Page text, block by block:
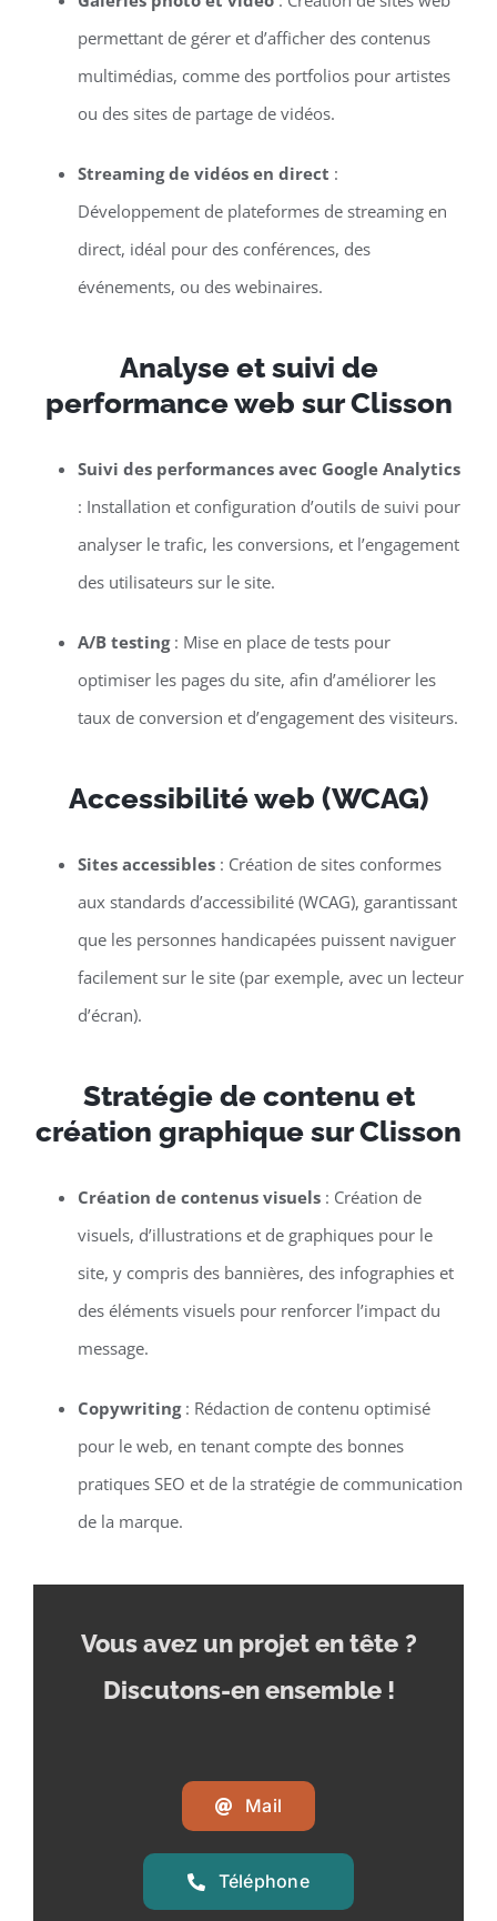
permettant de gérer et d’afficher des contenus
multimédias, comme des portfolios pour artistes
ou des sites de partage de vidéos.
Streaming de vidéos en direct :
Développement de plateformes de streaming en
direct, idéal pour des conférences, des
événements, ou des webinaires.
Analyse et suivi de
performance web sur Clisson
Suivi des performances avec Google Analytics
: Installation et configuration d’outils de suivi pour
analyser le trafic, les conversions, et l’engagement
des utilisateurs sur le site.
A/B testing: Mise en place de tests pour
optimiser les pages du site, afin d’améliorer les
taux de conversion et d’engagement des visiteurs.
Accessibilité web (WCAG)
Sites accessibles: Création de sites conformes
aux standards d’accessibilité (WCAG), garantissant
que les personnes handicapées puissent naviguer
facilement sur le site (par exemple, avec un lecteur
d’écran).
Stratégie de contenu et
création graphique sur Clisson
Création de contenus visuels: Création de
visuels, d’illustrations et de graphiques pour le
site, y compris des bannières, des infographies et
des éléments visuels pour renforcer l’impact du
message.
Copywriting: Rédaction de contenu optimisé
pour le web, en tenant compte des bonnes
pratiques SEO et de la stratégie de communication
de la marque.
Vous avez un projet en tête ?
Discutons-en ensemble !
Mail
Téléphone